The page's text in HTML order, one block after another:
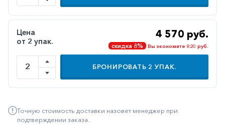
Иммунодепрессанты
Климактерические
Метаболизм
Минеральный
обмен
средства
Цена
от 2 упак.
4 570 руб.
скидка 8% Вы экономите 820 руб.
БРОНИРОВАТЬ 2 УПАК.
Точную стоимость доставки назовет менеджер при
подтверждении заказа.